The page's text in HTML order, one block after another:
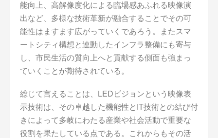
能向上、高解像度化による臨場感あふれる映像演
出など、多様な技術革新が融合することでその可
能性はますます広がっていくであろう。またスマ
ートシティ構想と連動したインフラ整備にも寄与
し、市民生活の質向上へと貢献する側面も強まっ
ていくことが期待されている。
総じて言えることは、LEDビジョンという映像表
示技術は、その卓越した機能性とIT技術との結び付
きによって多岐にわたる産業や社会活動で重要な
役割を果たしている点である。これからもその活